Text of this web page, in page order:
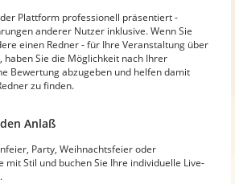
Plattform professionell präsentiert -
anderer Nutzer inklusive. Wenn Sie
einen Redner - für Ihre Veranstaltung über
Sie die Möglichkeit nach Ihrer
Bewertung abzugeben und helfen damit
zu finden.
Anlaß
Party, Weihnachtsfeier oder
mit Stil und buchen Sie Ihre individuelle Live-